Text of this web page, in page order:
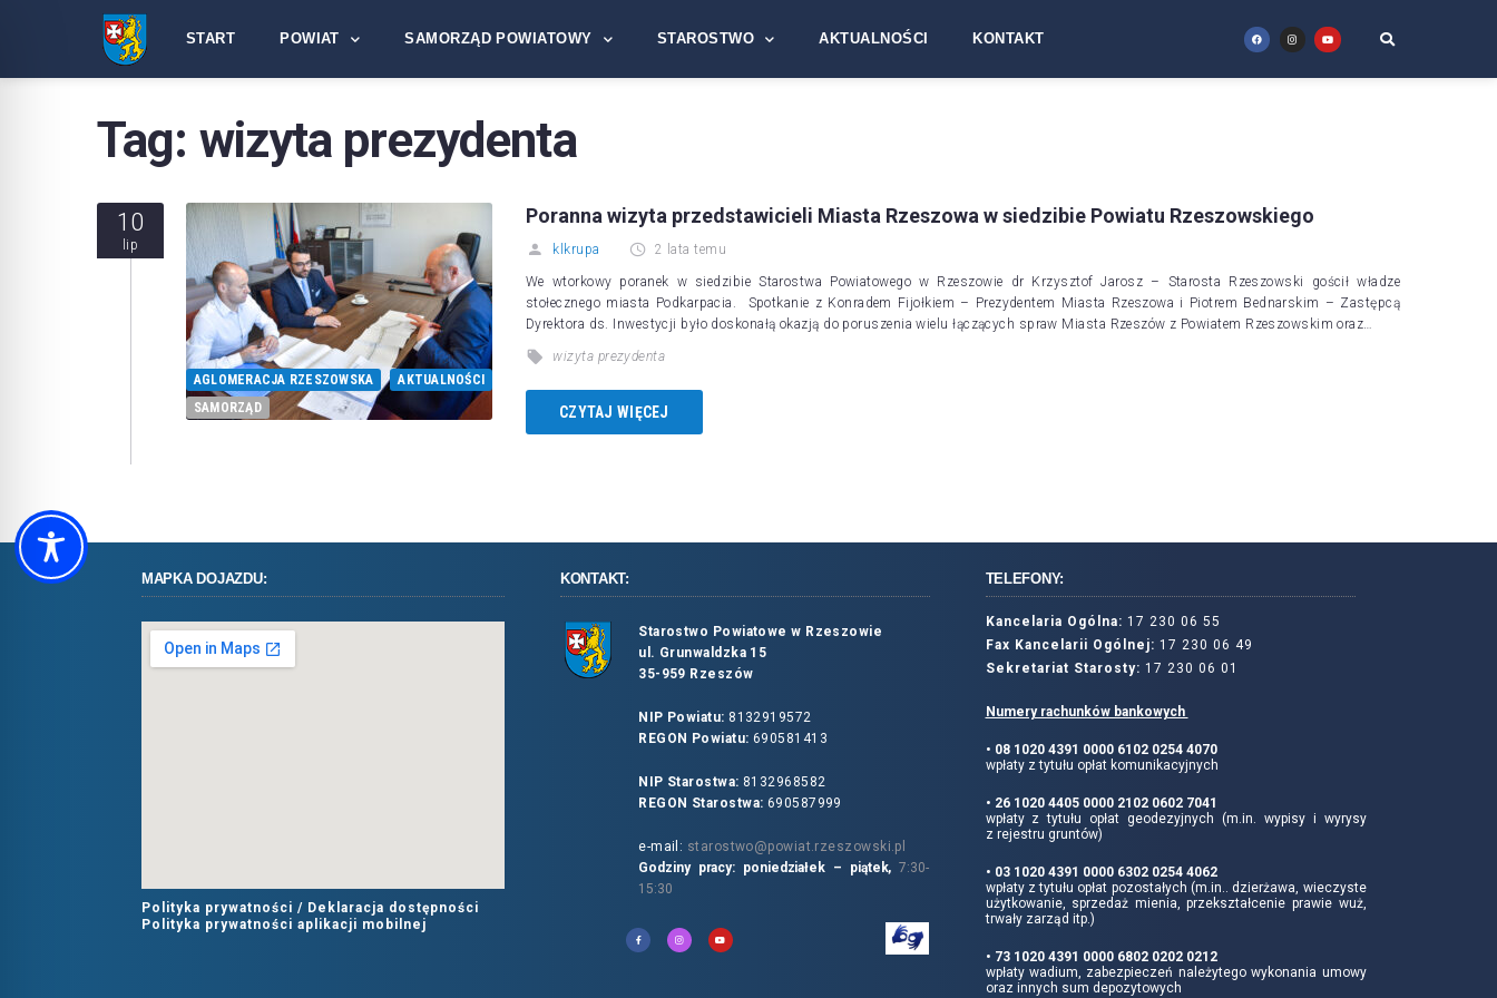
START POWIAT SAMORZĄD POWIATOWY STAROSTWO AKTUALNOŚCI KONTAKT
Tag: wizyta prezydenta
10
lip
AGLOMERACJA RZESZOWSKA
AKTUALNOŚCI
SAMORZĄD
Poranna wizyta przedstawicieli Miasta Rzeszowa w siedzibie Powiatu Rzeszowskiego
klkrupa 2 lata temu
We wtorkowy poranek w siedzibie Starostwa Powiatowego w Rzeszowie dr Krzysztof Jarosz – Starosta Rzeszowski gościł władze
stołecznego miasta Podkarpacia. Spotkanie z Konradem Fijołkiem – Prezydentem Miasta Rzeszowa i Piotrem Bednarskim – Zastępcą
Dyrektora ds. Inwestycji było doskonałą okazją do poruszenia wielu łączących spraw Miasta Rzeszów z Powiatem Rzeszowskim oraz…
wizyta prezydenta
CZYTAJ WIĘCEJ
MAPKA DOJAZDU:
Polityka prywatności / Deklaracja dostępności
Polityka prywatności aplikacji mobilnej
KONTAKT:
Starostwo Powiatowe w Rzeszowie
ul. Grunwaldzka 15
35-959 Rzeszów
NIP Powiatu: 8132919572
REGON Powiatu: 690581413
NIP Starostwa: 8132968582
REGON Starostwa: 690587999
e-mail: starostwo@powiat.rzeszowski.pl
Godziny pracy: poniedziałek – piątek,7:30-
15:30
TELEFONY:
Kancelaria Ogólna: 17 230 06 55
Fax Kancelarii Ogólnej: 17 230 06 49
Sekretariat Starosty: 17 230 06 01
Numery rachunków bankowych
• 08 1020 4391 0000 6102 0254 4070
wpłaty z tytułu opłat komunikacyjnych
• 26 1020 4405 0000 2102 0602 7041
wpłaty z tytułu opłat geodezyjnych (m.in. wypisy i wyrysy
z rejestru gruntów)
• 03 1020 4391 0000 6302 0254 4062
wpłaty z tytułu opłat pozostałych (m.in.. dzierżawa, wieczyste
użytkowanie, sprzedaż mienia, przekształcenie prawie wuż,
trwały zarząd itp.)
• 73 1020 4391 0000 6802 0202 0212
wpłaty wadium, zabezpieczeń należytego wykonania umowy
oraz innych sum depozytowych